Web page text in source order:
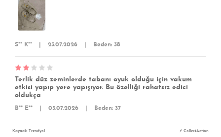
S** K** 23.07.2026 Beden: 38
Terlik düz zeminlerde tabanı oyuk olduğu için vakum
etkisi yapıp yere yapışıyor. Bu özelliği rahatsız edici
oldukça
B** E** 03.07.2026 Beden: 37
Kaynak: Trendyol ⚡ CollectAction